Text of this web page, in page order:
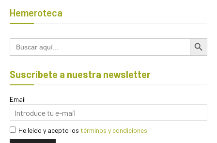
Hemeroteca
Buscar: Botón de
Suscríbete a nuestra newsletter
Email
He leído y acepto los términos y condiciones